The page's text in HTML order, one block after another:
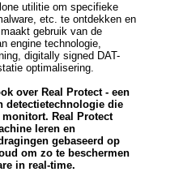
utilitie om specifieke
etc. te ontdekken en
gebruik van de
engine technologie,
digitally signed DAT-
optimalisering.
over Real Protect - een
detectietechnologie die
Real Protect
leren en
gebaseerd op
om zo te beschermen
in real-time.